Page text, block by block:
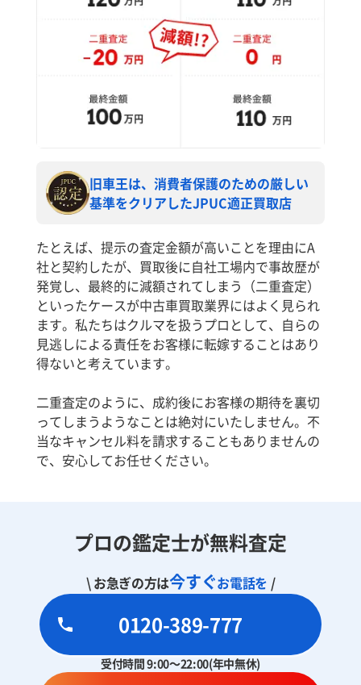
旧車王は、消費者保護のための厳しい
基準をクリアしたJPUC適正買取店
たとえば、提示の査定金額が高いことを理由にA
社と契約したが、買取後に自社工場内で事故歴が
発覚し、最終的に減額されてしまう（二重査定）
といったケースが中古車買取業界にはよく見られ
ます。私たちはクルマを扱うプロとして、自らの
見逃しによる責任をお客様に転嫁することはあり
得ないと考えています。
二重査定のように、成約後にお客様の期待を裏切
ってしまうようなことは絶対にいたしません。不
当なキャンセル料を請求することもありませんの
で、安心してお任せください。
プロの鑑定士が無料査定
\ お急ぎの方は今すぐお電話を /
0120-389-777
受付時間 9:00～22:00(年中無休)